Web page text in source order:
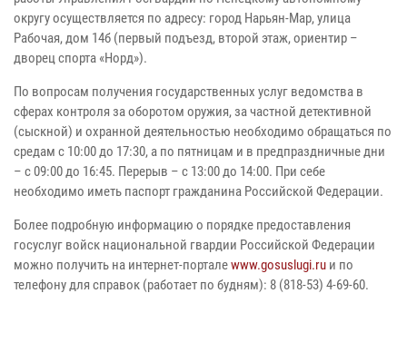
округу осуществляется по адресу: город Нарьян-Мар, улица
Рабочая, дом 14б (первый подъезд, второй этаж, ориентир –
дворец спорта «Норд»).
По вопросам получения государственных услуг ведомства в
сферах контроля за оборотом оружия, за частной детективной
(сыскной) и охранной деятельностью необходимо обращаться по
средам с 10:00 до 17:30, а по пятницам и в предпраздничные дни
– с 09:00 до 16:45. Перерыв – с 13:00 до 14:00. При себе
необходимо иметь паспорт гражданина Российской Федерации.
Более подробную информацию о порядке предоставления
госуслуг войск национальной гвардии Российской Федерации
можно получить на интернет-порталеwww.gosuslugi.ru и по
телефону для справок (работает по будням): 8 (818-53) 4-69-60.